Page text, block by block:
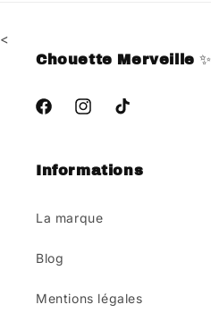
<
Chouette Merveille✨
FacebookInstagramTikTok
Informations
La marque
Blog
Mentions légales